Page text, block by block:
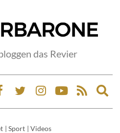
das Revier
| Sport | Videos